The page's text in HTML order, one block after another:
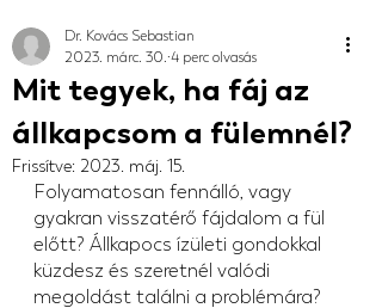
Mit tegyek, ha fáj az
állkapcsom a fülemnél?
Dr. Kovács Sebastian
2023. márc. 30. 4 perc olvasás
Frissítve: 2023. máj. 15.
Folyamatosan fennálló, vagy
gyakran visszatérő fájdalom a fül
előtt? Állkapocs ízületi gondokkal
küzdesz és szeretnél valódi
megoldást találni a problémára?